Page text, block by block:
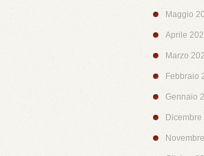
Maggio
Aprile
Marzo
Febbraio
Gennaio
Dicembre